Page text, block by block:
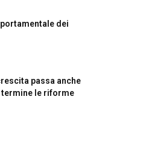
dei
passa anche
termine le riforme